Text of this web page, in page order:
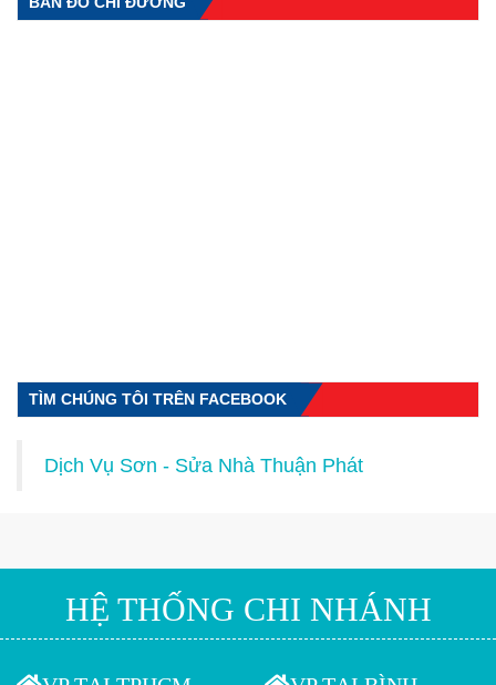
TÌM CHÚNG TÔI TRÊN FACEBOOK
Dịch Vụ Sơn - Sửa Nhà Thuận Phát
HỆ THỐNG CHI NHÁNH